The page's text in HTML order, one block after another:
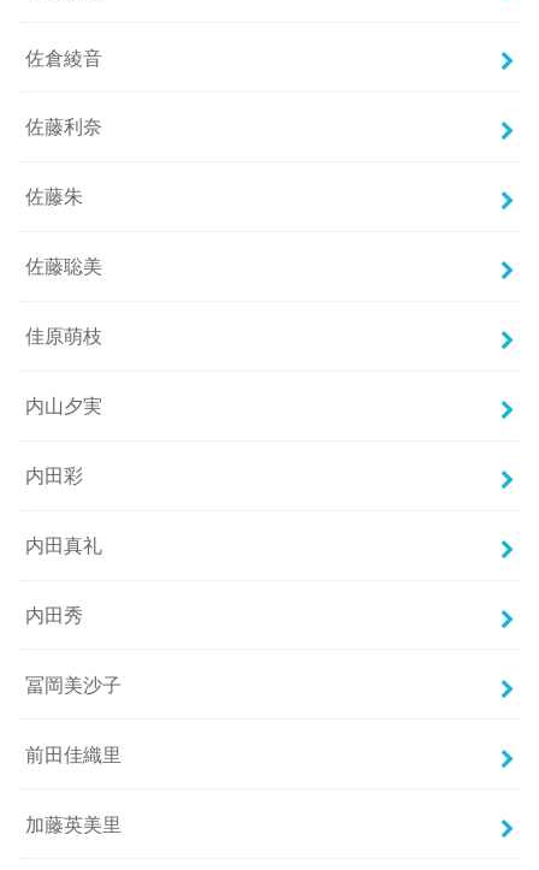
佐倉綾音
佐藤利奈
佐藤朱
佐藤聡美
佳原萌枝
内山夕実
内田彩
内田真礼
内田秀
冨岡美沙子
前田佳織里
加藤英美里